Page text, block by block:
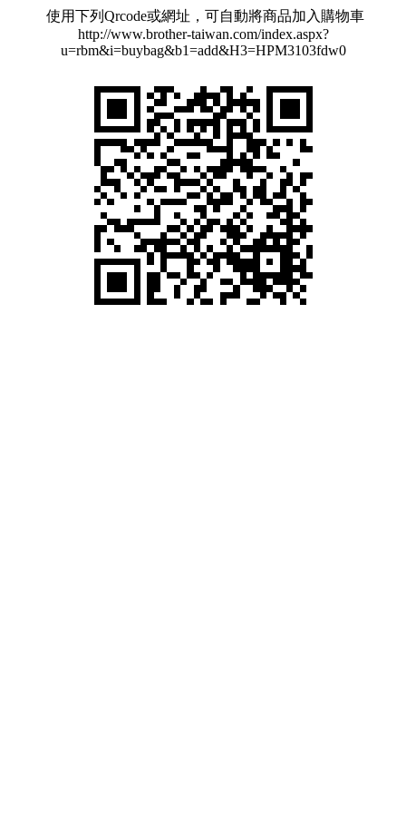
使用下列Qrcode或網址，可自動將商品加入購物車
http://www.brother-taiwan.com/index.aspx?
u=rbm&i=buybag&b1=add&H3=HPM3103fdw0